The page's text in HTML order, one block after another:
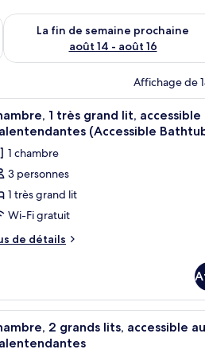
semaine août 7 - août 9
La fin de semaine prochaine
août 14 - août 16
Vérifier la disponibilité pour la fin
Affichage de
un bureau avec un ordinateur, une
Une
3
1 très grand lit, accessible
(Accessible
1 chambre
3 personnes
1 très grand lit
Wi-Fi gratuit
de détails
bureau avec une télévision et une fenêtre
Une
3
2 grands lits, accessible